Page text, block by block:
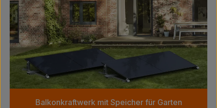
Balkonkraftwerk mit Speicher für Garten